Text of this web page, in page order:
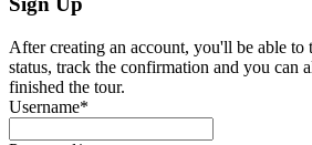
After creating an account, you'll be able to
status, track the confirmation and you can
finished the tour.
Username*